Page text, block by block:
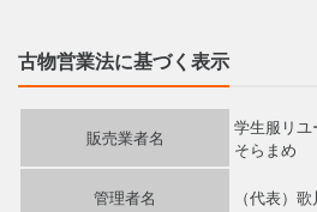
古物営業法に基づく表示
販売業者名
学生服リ
そらまめ
管理者名 （代表）